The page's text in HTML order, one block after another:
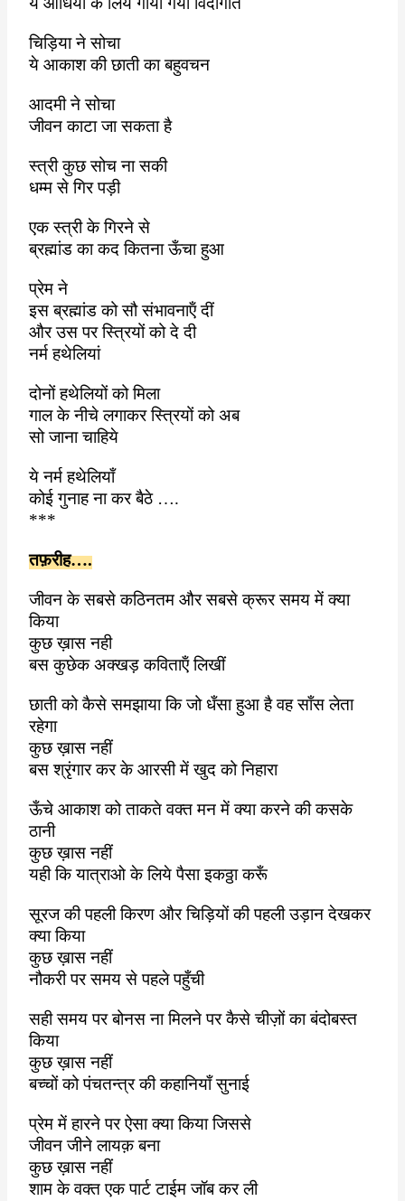
चिड़िया ने सोचा
ये आकाश की छाती का बहुवचन
आदमी ने सोचा
जीवन काटा जा सकता है
स्त्री कुछ सोच ना सकी
धम्म से गिर पड़ी
एक स्त्री के गिरने से
ब्रह्मांड का कद कितना ऊँचा हुआ
प्रेम ने
इस ब्रह्मांड को सौ संभावनाऍं दीं
और उस पर स्त्रियों को दे दी
नर्म हथेलियां
दोनों हथेलियों को मिला
गाल के नीचे लगाकर स्त्रियों को अब
सो जाना चाहिये
ये नर्म हथेलियाँ
कोई गुनाह ना कर बैठे ….
***
तफ़रीह….
जीवन के सबसे कठिनतम और सबसे क्रूर समय में क्या
किया
कुछ ख़ास नही
बस कुछेक अक्खड़ कविताऍं लिखीं
छाती को कैसे समझाया कि जो धँसा हुआ है वह साँस लेता
रहेगा
कुछ ख़ास नहीं
बस श्रृंगार कर के आरसी में खुद को निहारा
ऊँचे आकाश को ताकते वक्त मन में क्या करने की कसके
ठानी
कुछ ख़ास नहीं
यही कि यात्राओ के लिये पैसा इकठ्ठा करूँ
सूरज की पहली किरण और चिड़ियों की पहली उड़ान देखकर
क्या किया
कुछ ख़ास नहीं
नौकरी पर समय से पहले पहुँची
सही समय पर बोनस ना मिलने पर कैसे चीज़ों का बंदोबस्त
किया
कुछ ख़ास नहीं
बच्चों को पंचतन्त्र की कहानियाँ सुनाई
प्रेम में हारने पर ऐसा क्या किया जिससे
जीवन जीने लायक़ बना
कुछ ख़ास नहीं
शाम के वक्त एक पार्ट टाईम जॉब कर ली